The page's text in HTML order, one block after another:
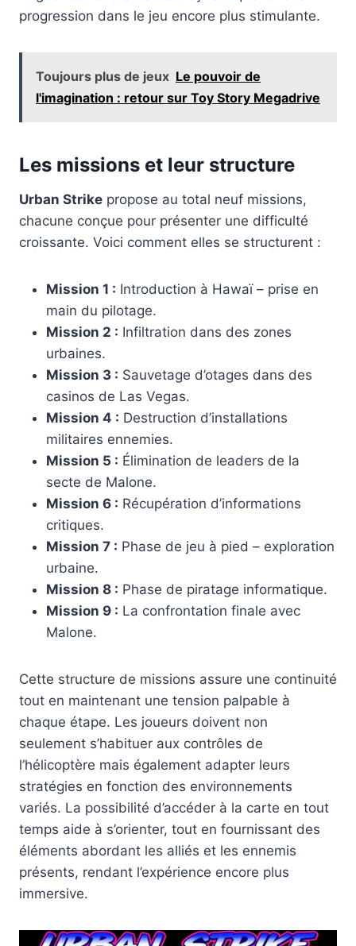
progression dans le jeu encore plus stimulante.
Toujours plus de jeux Le pouvoir de
l'imagination : retour sur Toy Story Megadrive
Les missions et leur structure
Urban Strike propose au total neuf missions,
chacune conçue pour présenter une difficulté
croissante. Voici comment elles se structurent :
Mission 1 : Introduction à Hawaï – prise en
main du pilotage.
Mission 2 : Infiltration dans des zones
urbaines.
Mission 3 : Sauvetage d’otages dans des
casinos de Las Vegas.
Mission 4 : Destruction d’installations
militaires ennemies.
Mission 5 : Élimination de leaders de la
secte de Malone.
Mission 6 : Récupération d’informations
critiques.
Mission 7 : Phase de jeu à pied – exploration
urbaine.
Mission 8 : Phase de piratage informatique.
Mission 9 : La confrontation finale avec
Malone.
Cette structure de missions assure une continuité
tout en maintenant une tension palpable à
chaque étape. Les joueurs doivent non
seulement s’habituer aux contrôles de
l’hélicoptère mais également adapter leurs
stratégies en fonction des environnements
variés. La possibilité d’accéder à la carte en tout
temps aide à s’orienter, tout en fournissant des
éléments abordant les alliés et les ennemis
présents, rendant l’expérience encore plus
immersive.